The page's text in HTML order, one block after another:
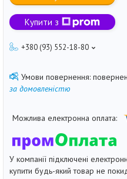
Купити з
+380 (93) 552-18-80
за домовленістю
У компанії підключені
купити будь-який товар не